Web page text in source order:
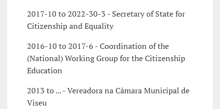
2017-10 to 2022-30-3 - Secretary of State for
Citizenship and Equality
2016-10 to 2017-6 - Coordination of the
(National) Working Group for the Citizenship
Education
2013 to ... - Vereadora na Câmara Municipal de
Viseu